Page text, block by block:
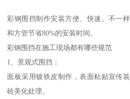
彩钢围挡制作安装方便、快速。不一
和方管节省80%的安装时间。
彩钢围挡在施工现场都有哪些规范
1、景观式围挡：
面板采用镀铁皮制作，表面粘贴宣传
砖美化处理。